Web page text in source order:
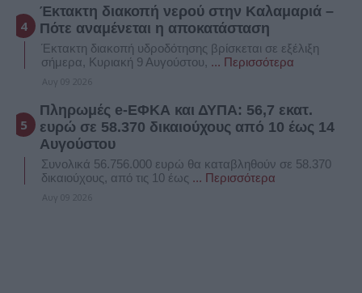
Έκτακτη διακοπή νερού στην Καλαμαριά –
Πότε αναμένεται η αποκατάσταση
Έκτακτη διακοπή υδροδότησης βρίσκεται σε εξέλιξη
σήμερα, Κυριακή 9 Αυγούστου, ... Περισσότερα
Αυγ 09 2026
Πληρωμές e-ΕΦΚΑ και ΔΥΠΑ: 56,7 εκατ.
ευρώ σε 58.370 δικαιούχους από 10 έως 14
Αυγούστου
Συνολικά 56.756.000 ευρώ θα καταβληθούν σε 58.370
δικαιούχους, από τις 10 έως ... Περισσότερα
Αυγ 09 2026